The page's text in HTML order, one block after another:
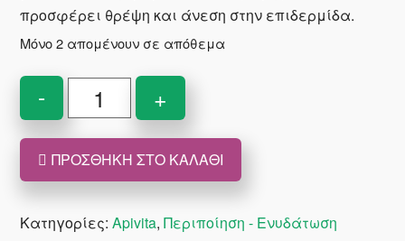
προσφέρει θρέψη και άνεση στην επιδερμίδα.
Μόνο 2 απομένουν σε απόθεμα
-
Apivita
Aqua
Beelicious
Hydrating
Rich
+
ΠΡΟΣΘΉΚΗ ΣΤΟ ΚΑΛΆΘΙ
Κατηγορίες:Apivita,Περιποίηση - Ενυδάτωση